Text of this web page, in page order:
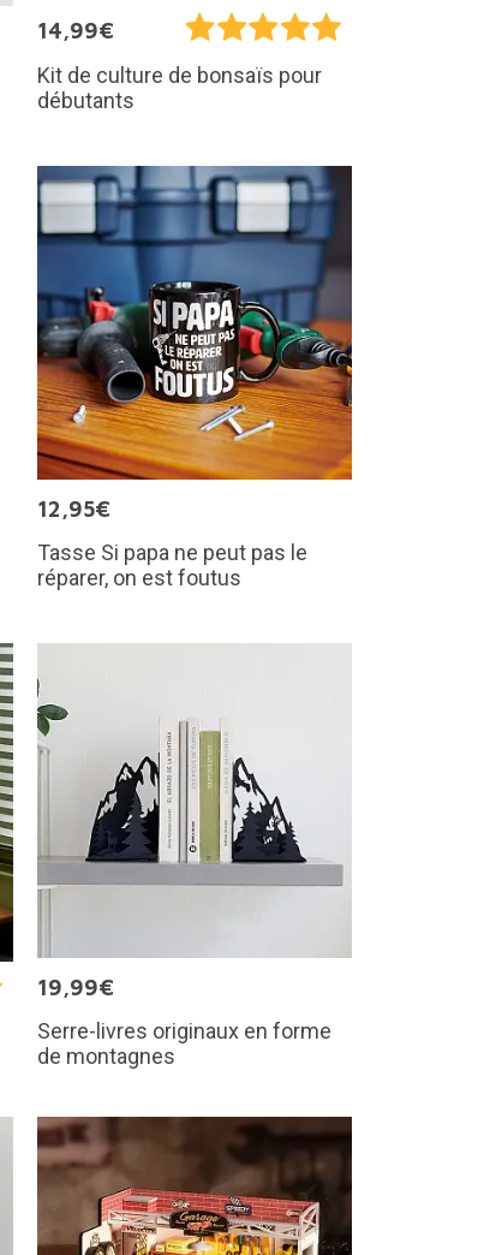
14,99€
Kit de culture de bonsaïs pour
débutants
12,95€
Tasse Si papa ne peut pas le
réparer, on est foutus
19,99€
Serre-livres originaux en forme
de montagnes